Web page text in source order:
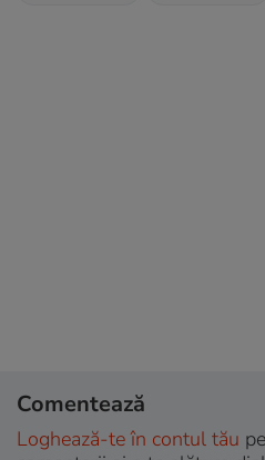
Comentează
Loghează-te în contul tău